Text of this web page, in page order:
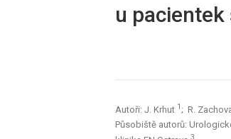
u
Autoři: J. Krhut 1 ; R.
Působiště autorů:
3